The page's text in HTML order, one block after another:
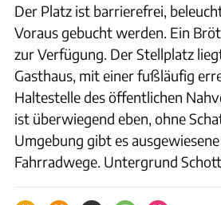
Der Platz ist barrierefrei,
Voraus gebucht werden. Ein
zur Verfügung. Der Stellplatz
Gasthaus, mit einer fußläufig
Haltestelle des öffentlichen
ist überwiegend eben, ohne
Umgebung gibt es
Fahrradwege. Untergrund